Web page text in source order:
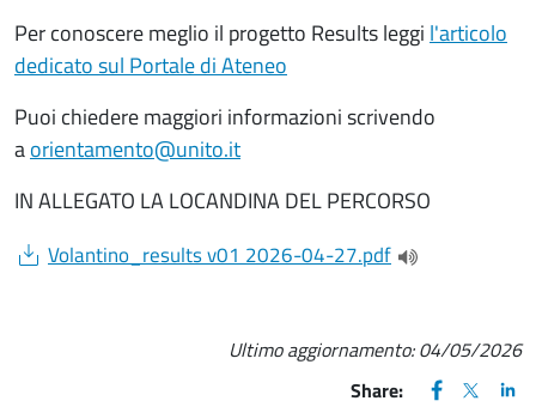
Per conoscere meglio il progetto Results leggil'articolo
dedicato sul Portale di Ateneo
Puoi chiedere maggiori informazioni scrivendo
aorientamento@unito.it
IN ALLEGATO LA LOCANDINA DEL PERCORSO
Document
Volantino_results v01 2026-04-27.pdf
Ultimo aggiornamento:04/05/2026
Share:
FACEBOOK
(apre una
X
(apre